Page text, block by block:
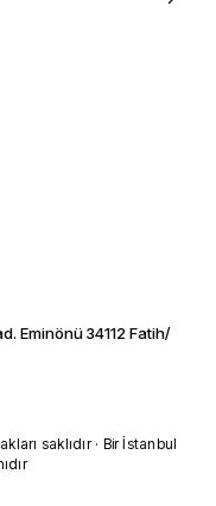
Eminönü 34112 Fatih/
saklıdır · Bir İstanbul